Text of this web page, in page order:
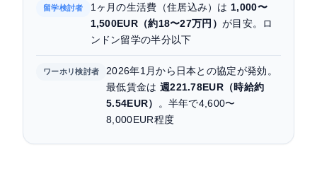
留学検討者 1ヶ月の生活費（住居込み）は 1,000〜
1,500EUR（約18〜27万円）が目安。ロ
ンドン留学の半分以下
ワーホリ検討者
2026年1月から日本との協定が発効。
最低賃金は 週221.78EUR（時給約
5.54EUR）
。半年で4,600〜
8,000EUR程度